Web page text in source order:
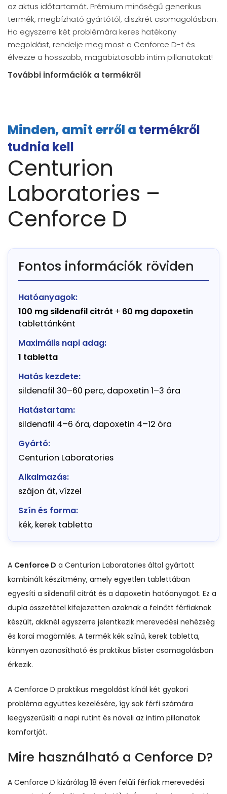
az aktus időtartamát. Prémium minőségű generikus
termék, megbízható gyártótól, diszkrét csomagolásban.
Ha egyszerre két problémára keres hatékony
megoldást, rendelje meg most a Cenforce D-t és
élvezze a hosszabb, magabiztosabb intim pillanatokat!
További információk a termékről
Minden, amit erről a termékről
tudnia kell
Centurion
Laboratories –
Cenforce D
Fontos információk röviden
Hatóanyagok:
100 mg sildenafil citrát + 60 mg dapoxetin
tablettánként
Maximális napi adag:
1 tabletta
Hatás kezdete:
sildenafil 30–60 perc, dapoxetin 1–3 óra
Hatástartam:
sildenafil 4–6 óra, dapoxetin 4–12 óra
Gyártó:
Centurion Laboratories
Alkalmazás:
szájon át, vízzel
Szín és forma:
kék, kerek tabletta
A Cenforce D a Centurion Laboratories által gyártott
kombinált készítmény, amely egyetlen tablettában
egyesíti a sildenafil citrát és a dapoxetin hatóanyagot. Ez a
dupla összetétel kifejezetten azoknak a felnőtt férfiaknak
készült, akiknél egyszerre jelentkezik merevedési nehézség
és korai magömlés. A termék kék színű, kerek tabletta,
könnyen azonosítható és praktikus blister csomagolásban
érkezik.
A Cenforce D praktikus megoldást kínál két gyakori
probléma együttes kezelésére, így sok férfi számára
leegyszerűsíti a napi rutint és növeli az intim pillanatok
komfortját.
Mire használható a Cenforce D?
A Cenforce D kizárólag 18 éven felüli férfiak merevedési